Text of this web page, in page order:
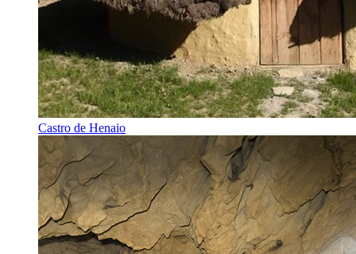
Castro de Henaio